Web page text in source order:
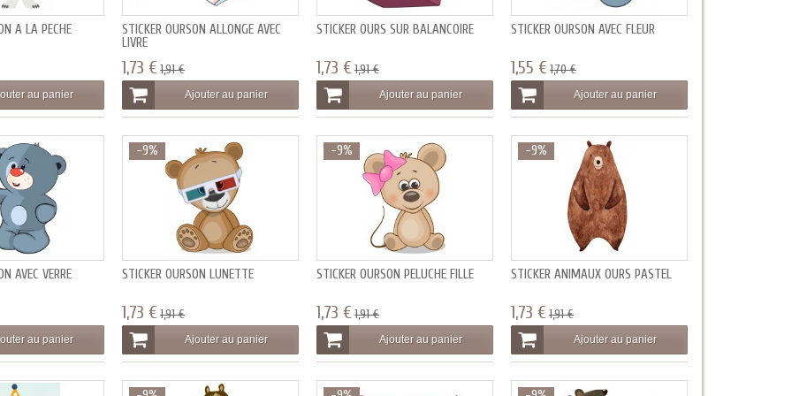
A LA PECHE
au panier
STICKER OURSON ALLONGÉ AVEC
LIVRE
1,73 €1,91 €
Ajouter au panier
STICKER OURS SUR BALANCOIRE
1,73 €1,91 €
Ajouter au panier
STICKER OURSON AVEC FLEUR
1,55 €1,70 €
Ajouter au panier
AVEC VERRE
au panier
STICKER OURSON LUNETTE
-9%
1,73 €1,91 €
Ajouter au panier
STICKER OURSON PELUCHE FILLE
-9%
1,73 €1,91 €
Ajouter au panier
STICKER ANIMAUX OURS PASTEL
-9%
1,73 €1,91 €
Ajouter au panier